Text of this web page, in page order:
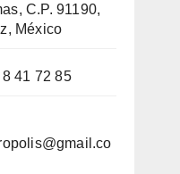
C.P. 91190,
México
8 41 72 85